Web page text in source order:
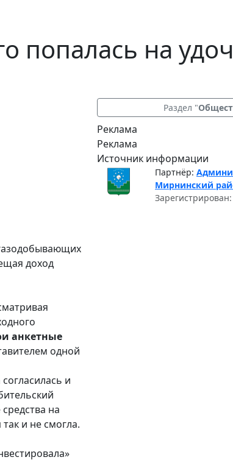
попалась на
доход
анкетные
одной
и
на
и не смогла.
Раздел "
Реклама
Реклама
Источник информации
Партнёр:
Мирнинский
Зарегистрирован: